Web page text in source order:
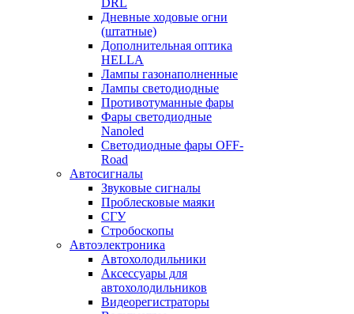
Дневные ходовые огни
(штатные)
Дополнительная оптика
HELLA
Лампы газонаполненные
Лампы светодиодные
Противотуманные фары
Фары светодиодные
Nanoled
Светодиодные фары OFF-
Road
Автосигналы
Звуковые сигналы
Проблесковые маяки
СГУ
Стробоскопы
Автоэлектроника
Автохолодильники
Аксессуары для
автохолодильников
Видеорегистраторы